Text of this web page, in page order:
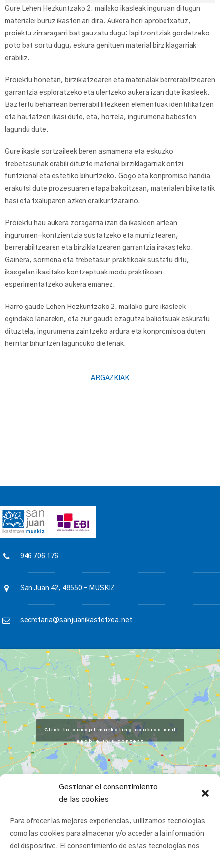
Gestionar el consentimiento
de las cookies
Para ofrecer las mejores experiencias, utilizamos tecnologías
como las cookies para almacenar y/o acceder a la información
del dispositivo. El consentimiento de estas tecnologías nos
Gure Lehen Hezkuntzako 2. mailako ikasleak inguruan ditugun
materialei buruz ikasten ari dira. Aukera hori aprobetxatuz,
proiektu zirraragarri bat gauzatu dugu: lapitzontziak gordetzeko
poto bat sortu dugu, eskura genituen material birziklagarriak
erabiliz.
Proiektu honetan, birziklatzearen eta materialak berrerabiltzearen
garrantzia esploratzeko eta ulertzeko aukera izan dute ikasleek.
Baztertu beharrean berrerabil litezkeen elementuak identifikatzen
eta hautatzen ikasi dute, eta, horrela, ingurumena babesten
lagundu dute.
Gure ikasle sortzaileek beren asmamena eta eskuzko
trebetasunak erabili dituzte material birziklagarriak ontzi
funtzional eta estetiko bihurtzeko. Gogo eta konpromiso handia
erakutsi dute prozesuaren etapa bakoitzean, materialen bilketatik
hasi eta txaluparen azken eraikuntzaraino.
Proiektu hau aukera zoragarria izan da ikasleen artean
ingurumen-kontzientzia sustatzeko eta murriztearen,
berrerabiltzearen eta birziklatzearen garrantzia irakasteko.
Gainera, sormena eta trebetasun praktikoak sustatu ditu,
ikasgelan ikasitako kontzeptuak modu praktikoan
esperimentatzeko aukera emanez.
Harro gaude Lehen Hezkuntzako 2. mailako gure ikasleek
egindako lanarekin, eta ziur gaude ezagutza baliotsuak eskuratu
dituztela, ingurumena zaintzeko ardura eta konpromisoa duten
herritar bihurtzen lagunduko dietenak.
ARGAZKIAK
946 706 176
San Juan 42, 48550 – MUSKIZ
secretaria@sanjuanikastetxea.net
Click to accept marketing cookies and
enable this content